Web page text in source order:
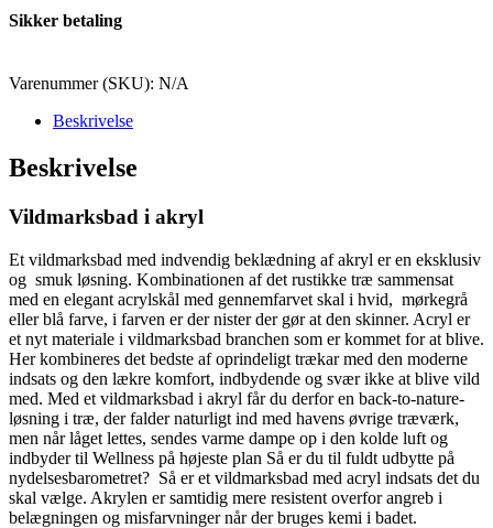
/
/
-
cm.
mål
antal
Sikker betaling
Varenummer (SKU): N/A
Beskrivelse
Beskrivelse
Vildmarksbad i akryl
Et vildmarksbad med indvendig beklædning af akryl er en eksklusiv
og smuk løsning. Kombinationen af det rustikke træ sammensat
med en elegant acrylskål med gennemfarvet skal i hvid, mørkegrå
eller blå farve, i farven er der nister der gør at den skinner. Acryl er
et nyt materiale i vildmarksbad branchen som er kommet for at blive.
Her kombineres det bedste af oprindeligt trækar med den moderne
indsats og den lækre komfort, indbydende og svær ikke at blive vild
med. Med et vildmarksbad i akryl får du derfor en back-to-nature-
løsning i træ, der falder naturligt ind med havens øvrige træværk,
men når låget lettes, sendes varme dampe op i den kolde luft og
indbyder til Wellness på højeste plan Så er du til fuldt udbytte på
nydelsesbarometret? Så er et vildmarksbad med acryl indsats det du
skal vælge. Akrylen er samtidig mere resistent overfor angreb i
belægningen og misfarvninger når der bruges kemi i badet.